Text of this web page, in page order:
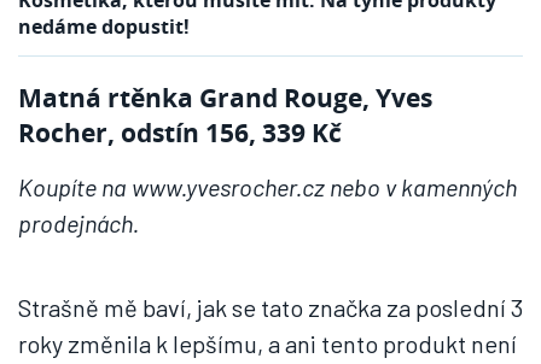
nedáme dopustit!
Matná rtěnka Grand Rouge, Yves
Rocher, odstín 156, 339 Kč
Koupíte na www.yvesrocher.cz nebo v kamenných
prodejnách.
Strašně mě baví, jak se tato značka za poslední 3
roky změnila k lepšímu, a ani tento produkt není